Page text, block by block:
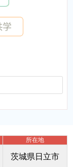
所在地
茨城県日立市